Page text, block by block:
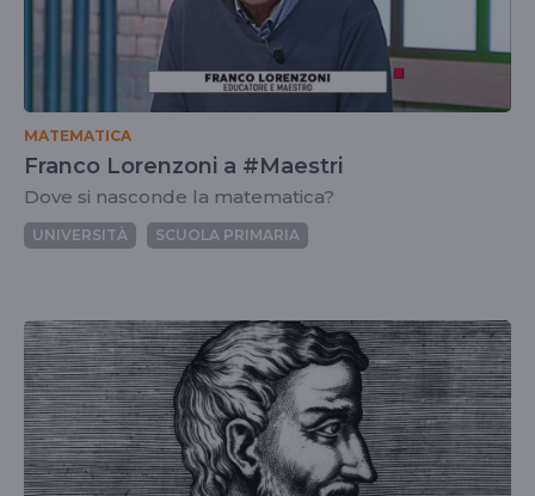
MATEMATICA
Franco Lorenzoni a #Maestri
Dove si nasconde la matematica?
UNIVERSITÀ SCUOLA PRIMARIA